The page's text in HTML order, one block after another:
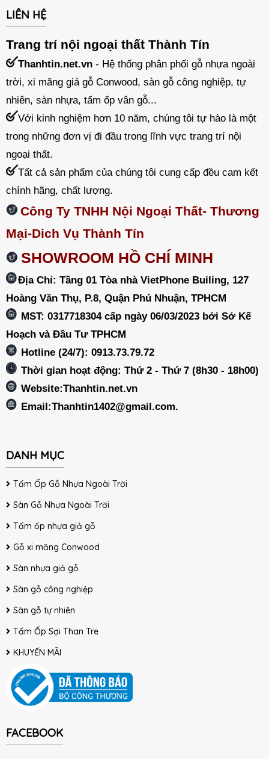
LIÊN HỆ
Trang trí nội ngoại thất Thành Tín
Thanhtin.net.vn - Hệ thống phân phối gỗ nhựa ngoài
trời, xi măng giả gỗ Conwood, sàn gỗ công nghiệp, tự
nhiên, sàn nhựa, tấm ốp vân gỗ...
Với kinh nghiệm hơn 10 năm, chúng tôi tự hào là một
trong những đơn vị đi đầu trong lĩnh vực trang trí nội
ngoại thất.
Tất cả sản phẩm của chúng tôi cung cấp đều cam kết
chính hãng, chất lượng.
Công Ty TNHH Nội Ngoại Thất- Thương
Mại-Dich Vụ Thành Tín
SHOWROOM HỒ CHÍ MINH
Địa Chỉ: Tầng 01 Tòa nhà VietPhone Builing, 127
Hoàng Văn Thụ, P.8, Quận Phú Nhuận, TPHCM
MST: 0317718304 cấp ngày 06/03/2023 bởi Sở Kế
Hoạch và Đầu Tư TPHCM
Hotline (24/7): 0913.73.79.72
Thời gian hoạt động: Thứ 2 - Thứ 7 (8h30 - 18h00)
Website:Thanhtin.net.vn
Email:Thanhtin1402@gmail.com.
DANH MỤC
Tấm Ốp Gỗ Nhựa Ngoài Trời
Sàn Gỗ Nhựa Ngoài Trời
Tấm ốp nhựa giả gỗ
Gỗ xi măng Conwood
Sàn nhựa giả gỗ
Sàn gỗ công nghiệp
Sàn gỗ tự nhiên
Tấm Ốp Sợi Than Tre
KHUYẾN MÃI
FACEBOOK